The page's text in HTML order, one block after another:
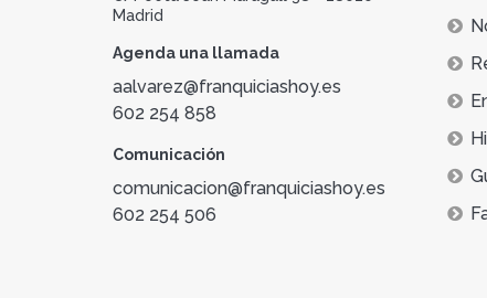
Madrid
Agenda una llamada
aalvarez@franquiciashoy.es
602 254 858
Comunicación
comunicacion@franquiciashoy.es
602 254 506